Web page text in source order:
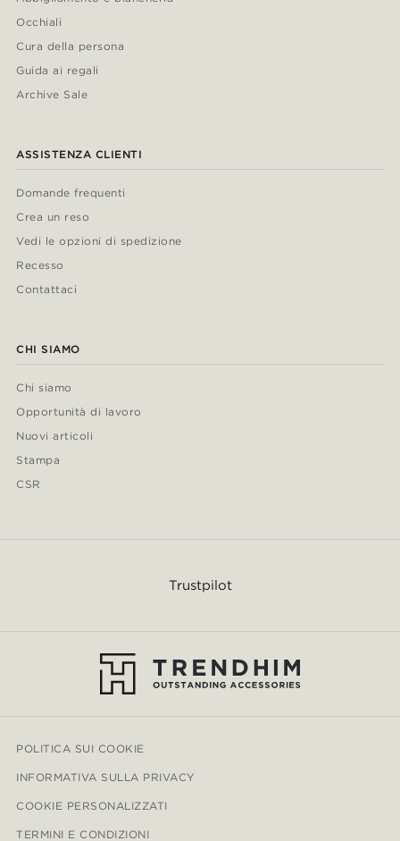
Occhiali
Cura della persona
Guida ai regali
Archive Sale
ASSISTENZA CLIENTI
Domande frequenti
Crea un reso
Vedi le opzioni di spedizione
Recesso
Contattaci
CHI SIAMO
Chi siamo
Opportunità di lavoro
Nuovi articoli
Stampa
CSR
Trustpilot
POLITICA SUI COOKIE
INFORMATIVA SULLA PRIVACY
COOKIE PERSONALIZZATI
TERMINI E CONDIZIONI